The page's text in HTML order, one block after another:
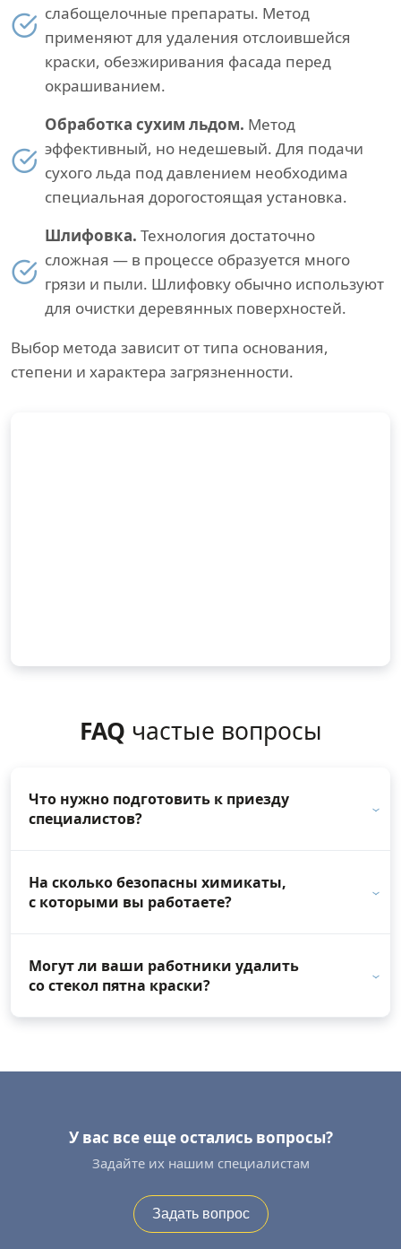
слабощелочные препараты. Метод
применяют для удаления отслоившейся
краски, обезжиривания фасада перед
окрашиванием.
Обработка сухим льдом. Метод
эффективный, но недешевый. Для подачи
сухого льда под давлением необходима
специальная дорогостоящая установка.
Шлифовка. Технология достаточно
сложная — в процессе образуется много
грязи и пыли. Шлифовку обычно используют
для очистки деревянных поверхностей.
Выбор метода зависит от типа основания,
степени и характера загрязненности.
FAQ частые вопросы
Что нужно подготовить к приезду
специалистов?
На сколько безопасны химикаты,
с которыми вы работаете?
Могут ли ваши работники удалить
со стекол пятна краски?
У вас все еще остались вопросы?
Задайте их нашим специалистам
Задать вопрос